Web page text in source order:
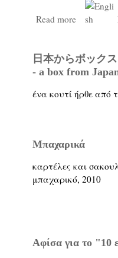
Read more
日本からボックス
- a box from
ένα κουτί ήρθε από
Μπαχαρικά
καρτέλες και
μπαχαρικό, 2010
Αφίσα για το "10